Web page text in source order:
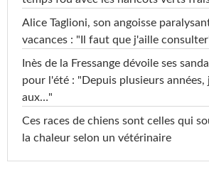
Alice Taglioni, son angoisse
vacances : "Il faut que j'aille
Inès de la Fressange dévoile ses
pour l'été : "Depuis plusieurs années,
aux…"
Ces races de chiens sont celles qui
la chaleur selon un vétérinaire